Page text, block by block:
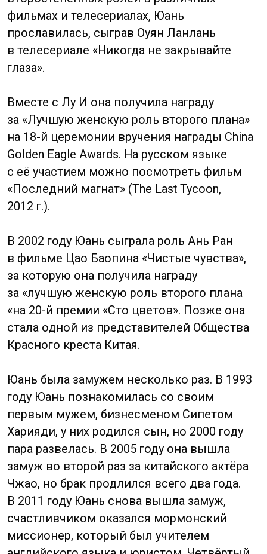
фильму «Вожделение»
Тан Вей родилась в семье актрисы
и художника. Тан окончила
профессиональную среднюю школу
в своём городе и в то время даже
не мечтала о славе, стремясь стать
непродолжительной работы модели в 1997
году Тан приняла решение войти
в индустрию развлечений и в 2002 году
окончила Центральную академию драмы
в Пекине.
В 2006 году Тан Вэй выбрали выбрали
из 10 000 актрис на главную роль Ван
Цзячжи (Госпожа Мак) в фильме Энга Ли
«Вожделение» (2007). Для этой роли
ей пришлось выучить шанхайский
и сучжоуский диалекты. За эту роль Тан
получила награду «Золотая лошадь»